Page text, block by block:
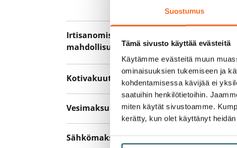
Suostumus
Tämä sivusto käyttää evästeitä
Käytämme evästeitä muun
ominaisuuksien tukemiseen ja
kohdentamisessa kävijää ei
saatuihin henkilötietoihin.
miten käytät sivustoamme.
kerätty, kun olet käyttänyt
asumisaika 12 kk
Irtisanomis­
mahdollisuus
sopimussakolla
Kotivakuutus Pakollinen, ei
Vesimaksu Kulutuksen
Sähkömaksu Vuokralainen